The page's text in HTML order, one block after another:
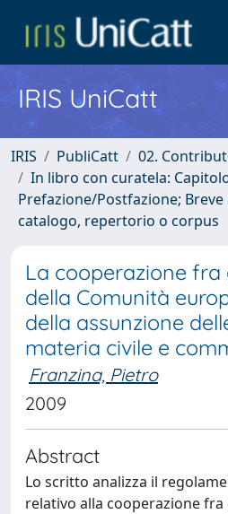
IRIS UniCatt
IRIS PubliCatt
02.
In libro con curatela:
Prefazione/Postfazione;
catalogo, repertorio o corpus
La cooperazione fra
della Comunità
della assunzione
materia civile e
Franzina, Pietro
2009
Abstract
Lo scritto analizza il
relativo alla cooperazione